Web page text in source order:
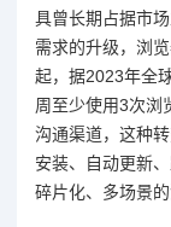
具曾长期占据市
需求的升级，浏
起，据2023年全
周至少使用3次浏
沟通渠道，这种
安装、自动更新
碎片化、多场景的